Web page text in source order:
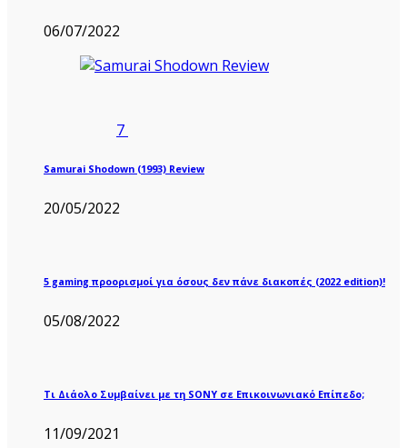
06/07/2022
7
Samurai Shodown (1993) Review
20/05/2022
5 gaming προορισμοί για όσους δεν πάνε διακοπές (2022 edition)!
05/08/2022
Τι Διάολο Συμβαίνει με τη SONY σε Επικοινωνιακό Επίπεδο;
11/09/2021